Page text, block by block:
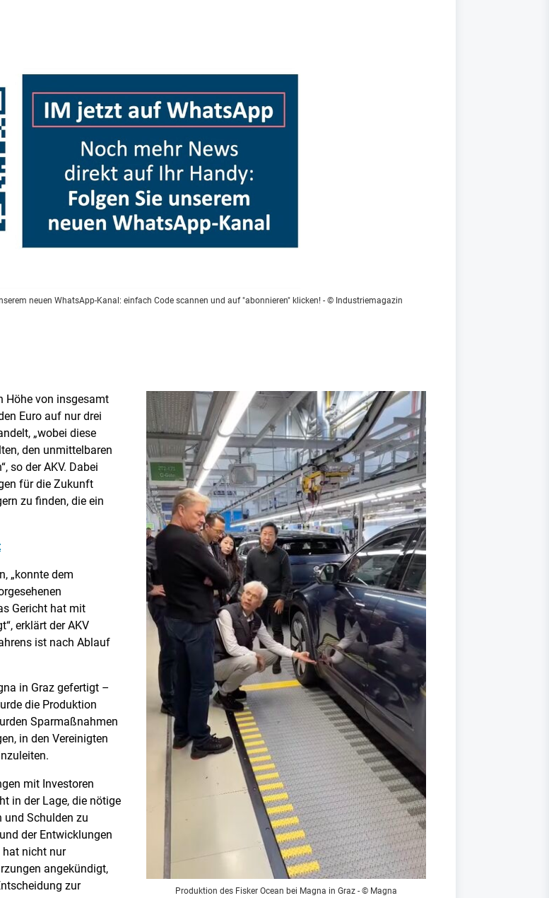
neuen WhatsApp-Kanal: einfach Code scannen und auf "abonnieren" klicken! - © Industriemagazin
Höhe von insgesamt
Euro auf nur drei
„wobei diese
den unmittelbaren
so der AKV. Dabei
für die Zukunft
zu finden, die ein
„konnte dem
Gericht hat mit
erklärt der AKV
ist nach Ablauf
in Graz gefertigt –
die Produktion
Sparmaßnahmen
in den Vereinigten
mit Investoren
in der Lage, die nötige
und Schulden zu
der Entwicklungen
hat nicht nur
angekündigt,
zur
Produktion des Fisker Ocean bei Magna in Graz - © Magna